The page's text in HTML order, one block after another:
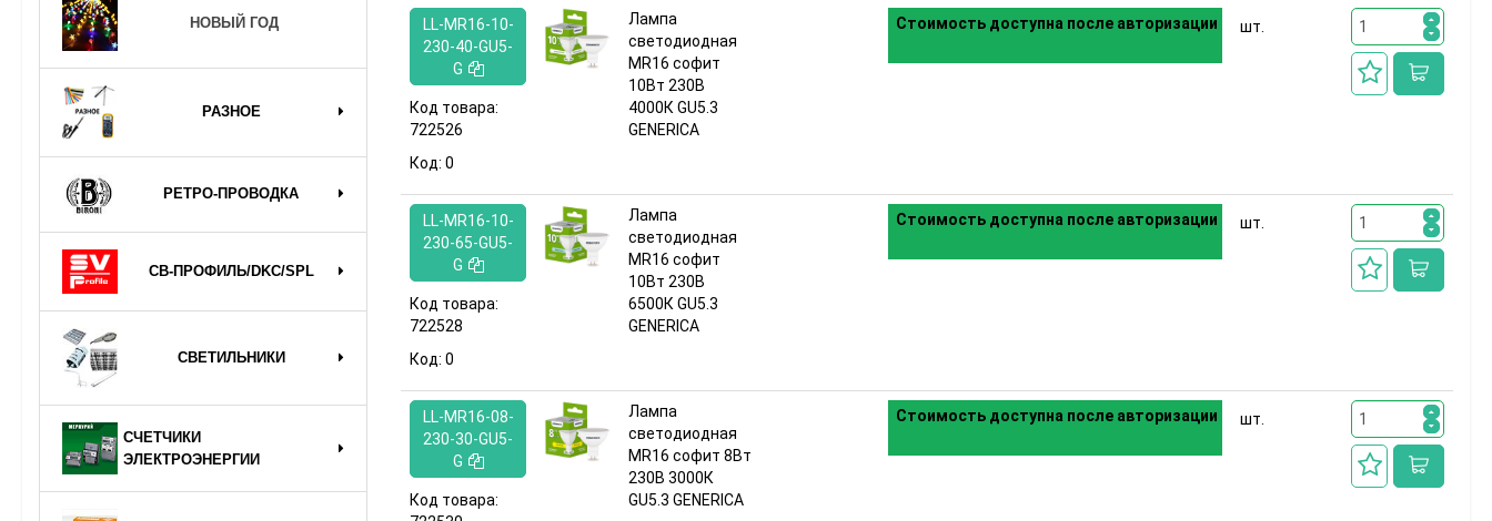
НОВЫЙ ГОД
РАЗНОЕ
РЕТРО-ПРОВОДКА
СВ-ПРОФИЛЬ/DKC/SPL
СВЕТИЛЬНИКИ
СЧЕТЧИКИ
ЭЛЕКТРОЭНЕРГИИ
LL-MR16-10-
230-40-GU5-
G
Код товара:
722526
Код: 0
Лампа
светодиодная
MR16 софит
10Вт 230В
4000К GU5.3
GENERICA
Стоимость доступна после авторизации шт.
LL-MR16-10-
230-65-GU5-
G
Код товара:
722528
Код: 0
Лампа
светодиодная
MR16 софит
10Вт 230В
6500К GU5.3
GENERICA
Стоимость доступна после авторизации шт.
LL-MR16-08-
230-30-GU5-
G
Код товара:
Лампа
светодиодная
MR16 софит 8Вт
230В 3000К
GU5.3 GENERICA
Стоимость доступна после авторизации шт.